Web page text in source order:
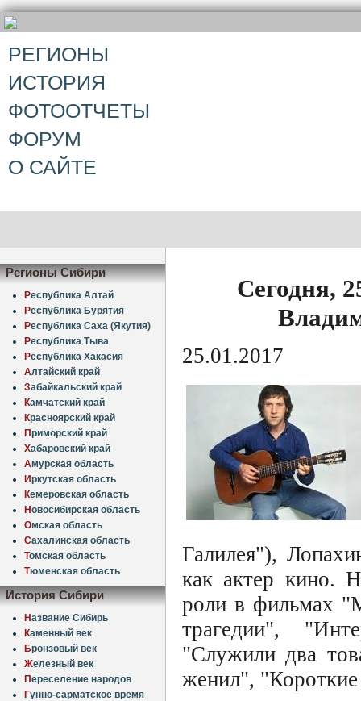
РЕГИОНЫ
ИСТОРИЯ
ФОТООТЧЕТЫ
ФОРУМ
О САЙТЕ
Регионы Сибири
Республика Алтай
Республика Бурятия
Республика Саха (Якутия)
Республика Тыва
Республика Хакасия
Алтайский край
Забайкальский край
Камчатский край
Красноярский край
Приморский край
Хабаровский край
Амурская область
Иркутская область
Кемеровская область
Новосибирская область
Омская область
Сахалинская область
Томская область
Тюменская область
История Сибири
Название Сибирь
Каменный век
Бронзовый век
Железный век
Переселение народов
Гунно-сарматское время
Сегодня,
25.01.2017
Галилея"),
как актер кино.
роли в фильмах
трагедии",
"Служили два
женил",